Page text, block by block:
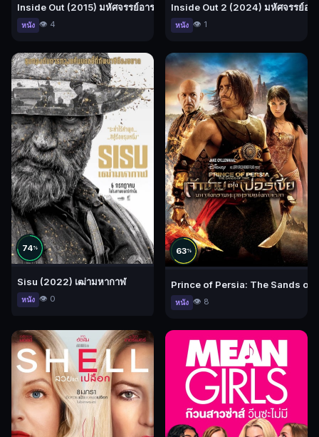
Inside Out (2015) มหัศจรรย์อารมณ์อลเวง
หนัง 👁️ 4
Inside Out 2 (2024) มหัศจรรย์อา
หนัง 👁️ 1
74%
Sisu (2022) เฒ่ามหากาฬ
หนัง 👁️ 0
63%
Prince of Persia: The Sands of
หนัง 👁️ 8